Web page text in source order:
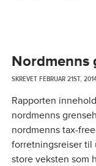
Nordmenns
SKREVETFEBRUAR 21ST,
Rapporten
nordmenns
nordmenns tax-
forretningsreiser
store veksten som